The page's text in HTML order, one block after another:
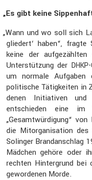
„Es gibt keine
„Wann und wo soll sich
glie­dert‘ haben“,
keine der
Unter­stüt­zung der DHKP-
um normale Aufgaben
politi­sche Tätig­keiten in
denen Initia­tiven und
entschieden eine im
„Gesamt­wür­di­gung“
die Mitor­ga­ni­sa­tion
Solinger Brand­an­schlag
Mädchen gehöre oder
rechten Hinter­grund bei
gewor­denen Morde.